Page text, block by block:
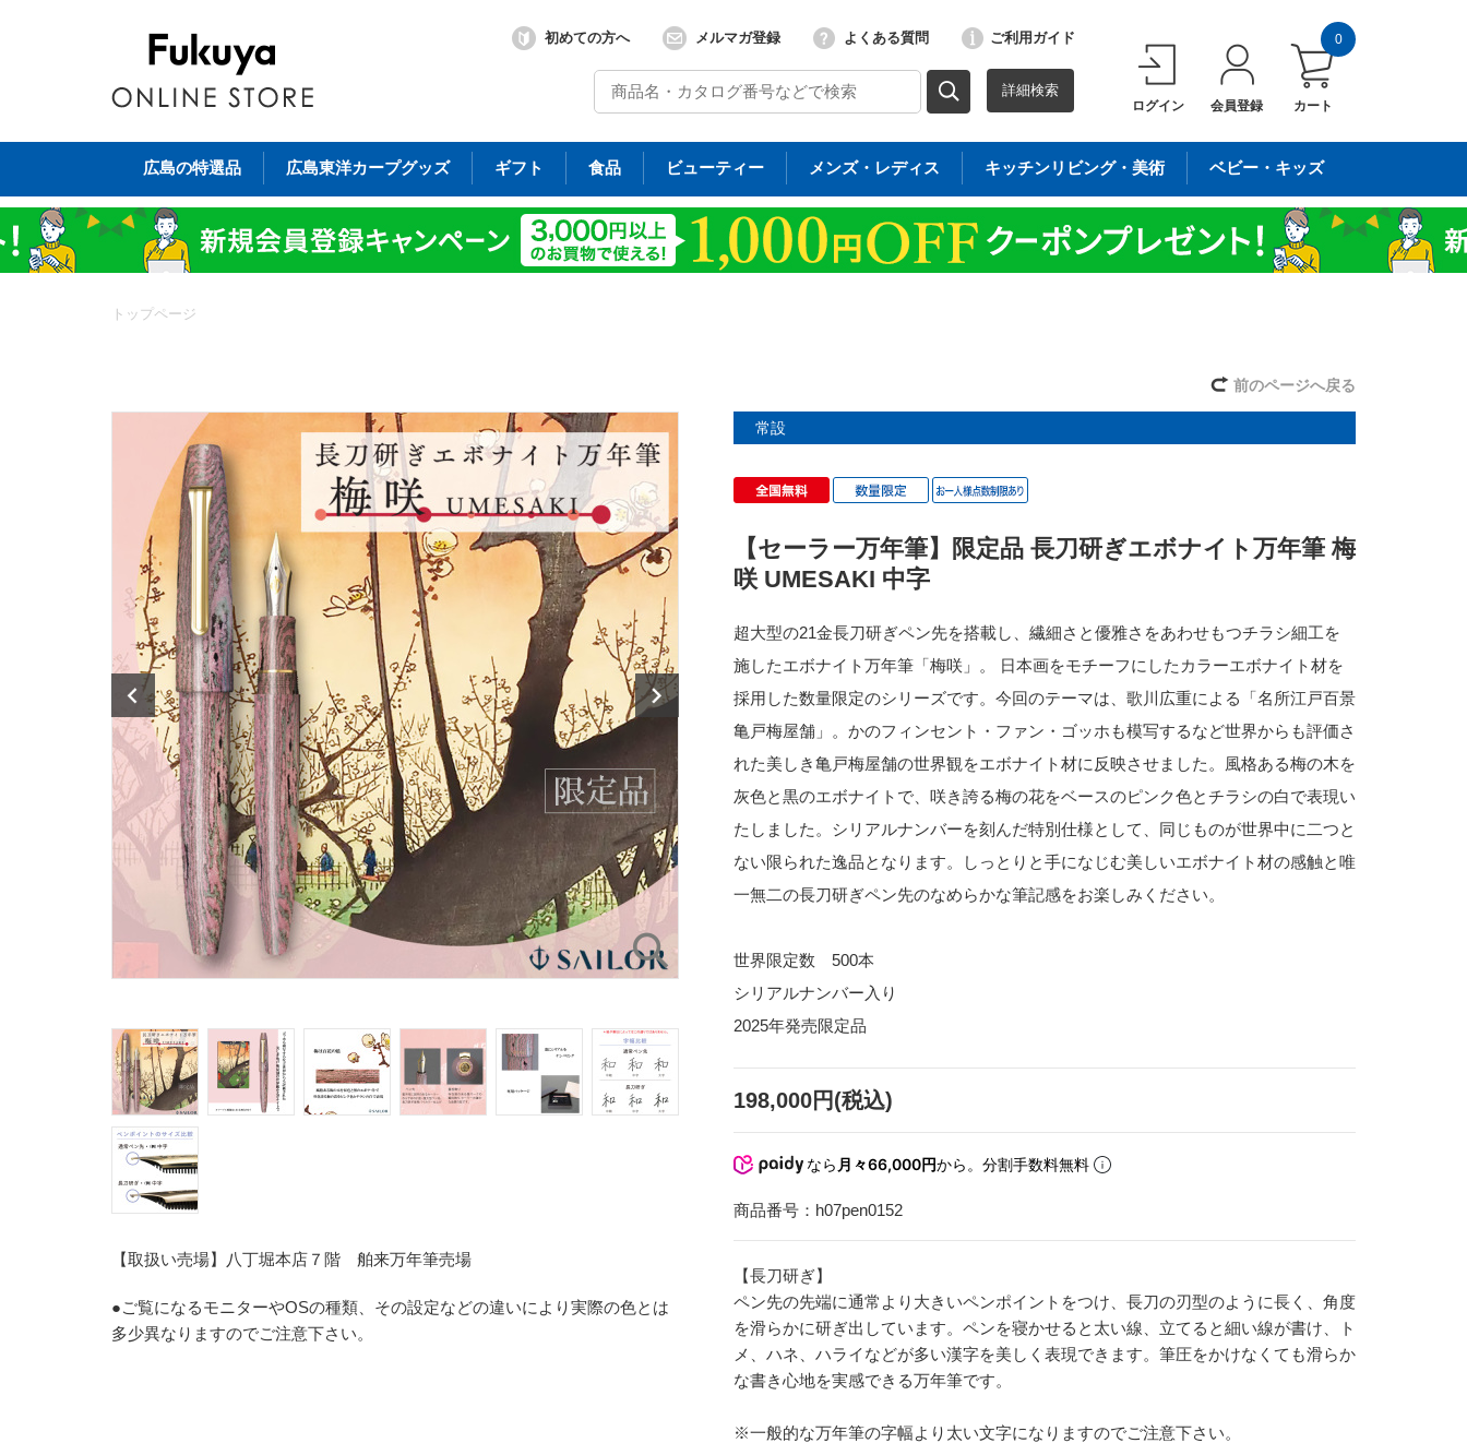
詳細検索
初めての方へ メルマガ登録 よくある質問 ご利用ガイド
ログイン 会員登録 カート
0
広島の特選品 広島東洋カープグッズ ギフト 食品 ビューティー メンズ・レディス キッチンリビング・美術 ベビー・キッズ
トップページ
前のページへ戻る
【取扱い売場】八丁堀本店７階 舶来万年筆売場
●ご覧になるモニターやOSの種類、その設定などの違いにより実際の色とは
多少異なりますのでご注意下さい。
常設
【セーラー万年筆】限定品 長刀研ぎエボナイト万年筆 梅
咲 UMESAKI 中字
超大型の21金長刀研ぎペン先を搭載し、繊細さと優雅さをあわせもつチラシ細工を
施したエボナイト万年筆「梅咲」。 日本画をモチーフにしたカラーエボナイト材を
採用した数量限定のシリーズです。今回のテーマは、歌川広重による「名所江戸百景
亀戸梅屋舗」。かのフィンセント・ファン・ゴッホも模写するなど世界からも評価さ
れた美しき亀戸梅屋舗の世界観をエボナイト材に反映させました。風格ある梅の木を
灰色と黒のエボナイトで、咲き誇る梅の花をベースのピンク色とチラシの白で表現い
たしました。シリアルナンバーを刻んだ特別仕様として、同じものが世界中に二つと
ない限られた逸品となります。しっとりと手になじむ美しいエボナイト材の感触と唯
一無二の長刀研ぎペン先のなめらかな筆記感をお楽しみください。
世界限定数 500本
シリアルナンバー入り
2025年発売限定品
198,000円(税込)
なら 月々66,000円から。分割手数料無料
商品番号： h07pen0152
【長刀研ぎ】
ペン先の先端に通常より大きいペンポイントをつけ、長刀の刃型のように長く、角度
を滑らかに研ぎ出しています。ペンを寝かせると太い線、立てると細い線が書け、ト
メ、ハネ、ハライなどが多い漢字を美しく表現できます。筆圧をかけなくても滑らか
な書き心地を実感できる万年筆です。
※一般的な万年筆の字幅より太い文字になりますのでご注意下さい。